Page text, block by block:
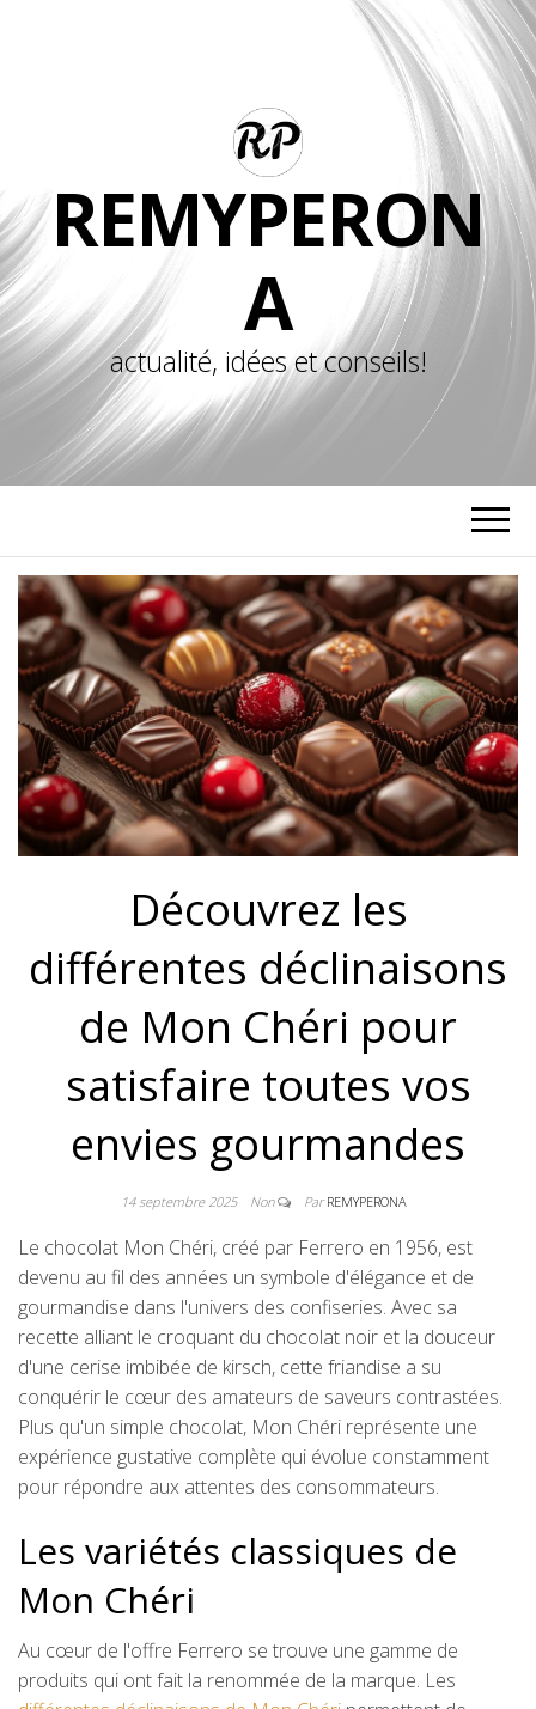
REMYPERON
A
actualité, idées et conseils!
Découvrez les
différentes déclinaisons
de Mon Chéri pour
satisfaire toutes vos
envies gourmandes
14 septembre 2025 Non ParREMYPERONA
Le chocolat Mon Chéri, créé par Ferrero en 1956, est
devenu au fil des années un symbole d'élégance et de
gourmandise dans l'univers des confiseries. Avec sa
recette alliant le croquant du chocolat noir et la douceur
d'une cerise imbibée de kirsch, cette friandise a su
conquérir le cœur des amateurs de saveurs contrastées.
Plus qu'un simple chocolat, Mon Chéri représente une
expérience gustative complète qui évolue constamment
pour répondre aux attentes des consommateurs.
Les variétés classiques de
Mon Chéri
Au cœur de l'offre Ferrero se trouve une gamme de
produits qui ont fait la renommée de la marque. Les